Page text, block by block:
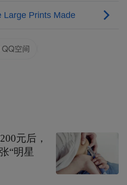
理程序，强化制度约束
励与警示教育双向引导
中，学校坚持正向激励
元后，
“明星